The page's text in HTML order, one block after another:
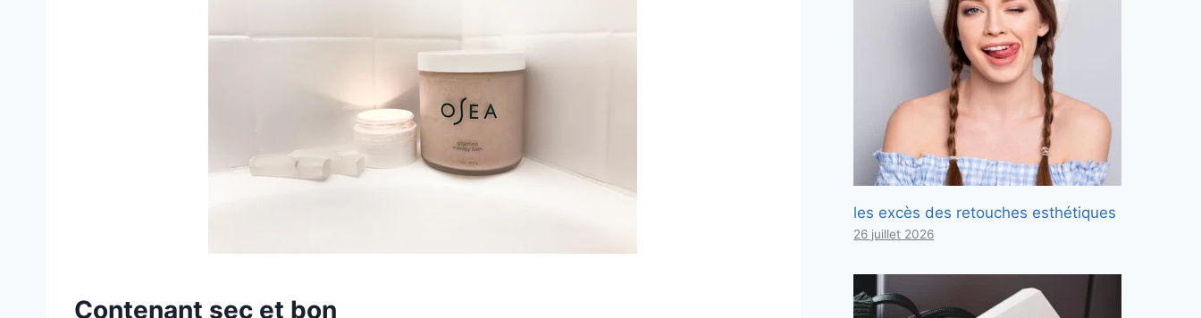
Contenant sec et bon
les excès des retouches esthétiques
26 juillet 2026